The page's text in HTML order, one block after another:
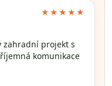
★★★★★
zahradní projekt s
komunikace